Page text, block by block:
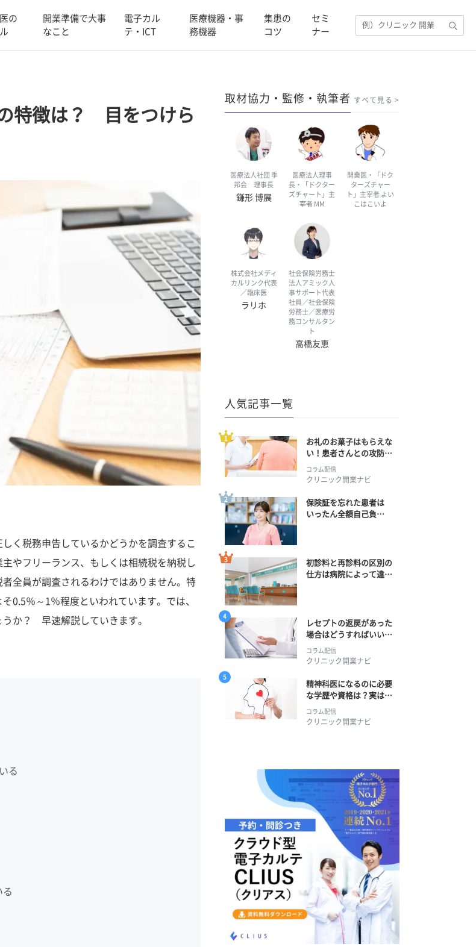
の
開業準備で大事
なこと
電子カル
テ・ICT
医療機器・事
務機器
集患の
コツ
セミ
ナー
特徴は？ 目をつけら
く税務申告しているかどうかを調査するこ
やフリーランス、もしくは相続税を納税し
全員が調査されるわけではありません。特
0.5％～1％程度といわれています。では、
か？ 早速解説していきます。
る
る
取材協力・監修・執筆者 すべて見る
医療法人社団 季
邦会 理事長
鎌形 博展
医療法人理事
長・「ドクター
ズチャート」主
宰者 MM
開業医・「ドク
ターズチャー
ト」主宰者 よい
こはこいよ
株式会社メディ
カルリンク代表
／臨床医
ラリホ
社会保険労務士
法人アミック人
事サポート代表
社員／社会保険
労務士／医療労
務コンサルタン
ト
高橋友恵
人気記事一覧
お礼のお菓子はもらえな
い！患者さんとの攻防の
コラム配信
クリニック開業ナビ
保険証を忘れた患者は
いったん全額自己負
初診料と再診料の区別の
仕方は病院によって違
レセプトの返戻があった
場合はどうすればいい？
そのプロセスとは？
コラム配信
クリニック開業ナビ
精神科医になるのに必要
な学歴や資格は？実は学
士編入学からでも目指せ
る！
コラム配信
クリニック開業ナビ